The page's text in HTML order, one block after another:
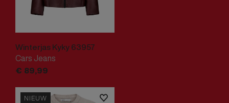
Winterjas Kyky 63957
Cars Jeans
€ 89,99
NIEUW